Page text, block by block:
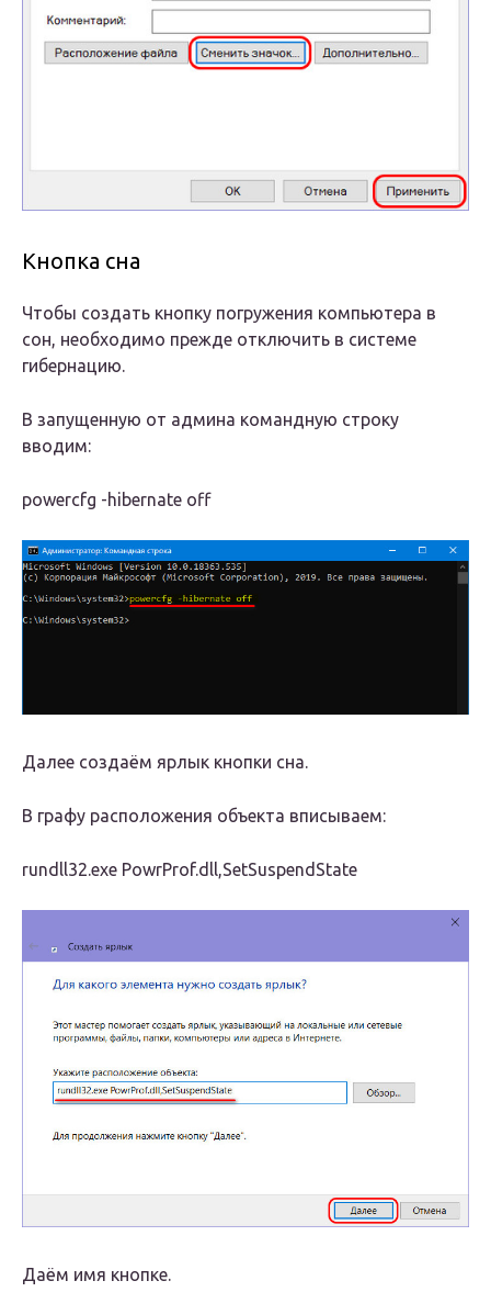
Кнопка сна
Чтобы создать кнопку погружения компьютера в
сон, необходимо прежде отключить в системе
гибернацию.
В запущенную от админа командную строку
вводим:
powercfg -hibernate off
Далее создаём ярлык кнопки сна.
В графу расположения объекта вписываем:
rundll32.exe PowrProf.dll,SetSuspendState
Даём имя кнопке.